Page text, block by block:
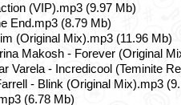
(VIP).mp3 (9.97 Mb)
End.mp3 (8.79 Mb)
(Original Mix).mp3 (11.96 Mb)
Makosh - Forever (Original
Varela - Incredicool (Teminite
- Blink (Original Mix).mp3
(6.78 Mb)